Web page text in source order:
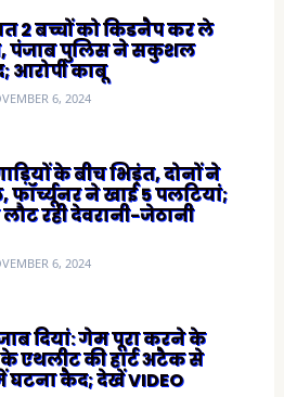
2 बच्चों को किडनैप कर ले
पंजाब पुलिस ने सकुशल
आरोपी काबू
6, 2024
के बीच भिड़ंत, दोनों ने
ने खाई 5 पलटियां;
लौट रही देवरानी-जेठानी
6, 2024
दियां: गेम पूरा करने के
एथलीट की हार्ट अटैक से
कैद; देखें VIDEO